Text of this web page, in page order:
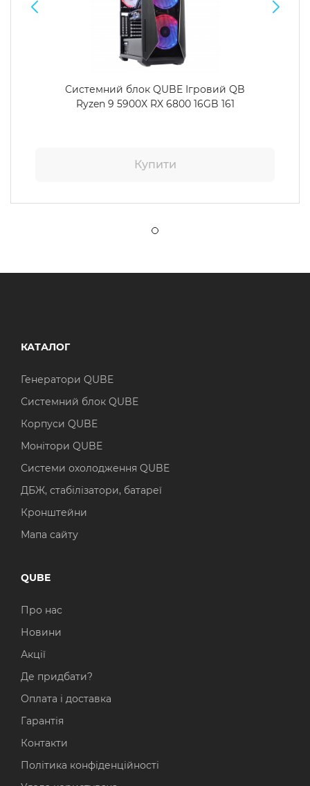
Системний блок QUBE Ігровий QB
Ryzen 9 5900X RX 6800 16GB 161
Купити
КАТАЛОГ
Генератори QUBE
Системний блок QUBE
Корпуси QUBE
Монітори QUBE
Системи охолодження QUBE
ДБЖ, стабілізатори, батареї
Кронштейни
Мапа сайту
QUBE
Про нас
Новини
Акції
Де придбати?
Оплата і доставка
Гарантія
Контакти
Політика конфіденційності